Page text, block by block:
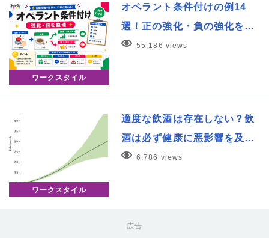
ワークスタイル
オペラント条件付けの例14
選！正の強化・負の強化を…
55,186 views
ワークスタイル
適度な飲酒は存在しない？飲
酒は必ず健康に悪影響を及…
6,786 views
広告